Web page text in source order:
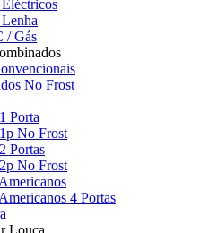
/ Gás
No Frost
Porta
No Frost
Portas
No Frost
4 Portas
Louça